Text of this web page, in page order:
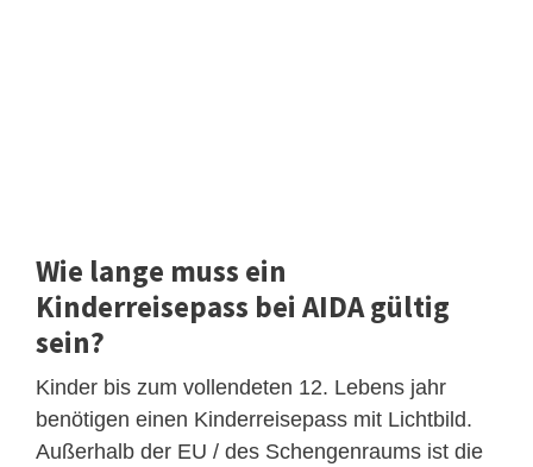
Wie lange muss ein
Kinderreisepass bei AIDA gültig
sein?
Kinder bis zum vollendeten 12. Lebens jahr
benötigen einen Kinderreisepass mit Lichtbild.
Außerhalb der EU / des Schengenraums ist die